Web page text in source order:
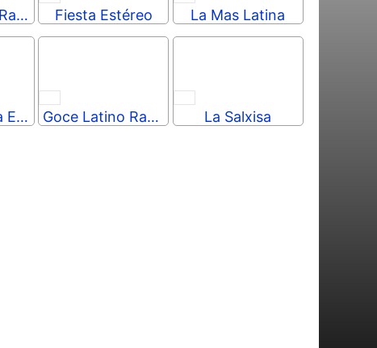
Caliderumba Radio Fiesta Estéreo La Mas Latina
Radio Energia Estereo Goce Latino Radio La Salxisa